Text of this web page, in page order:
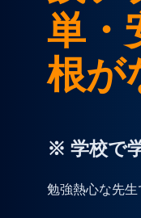
単・
根が
※ 学校で
勉強熱心な先生